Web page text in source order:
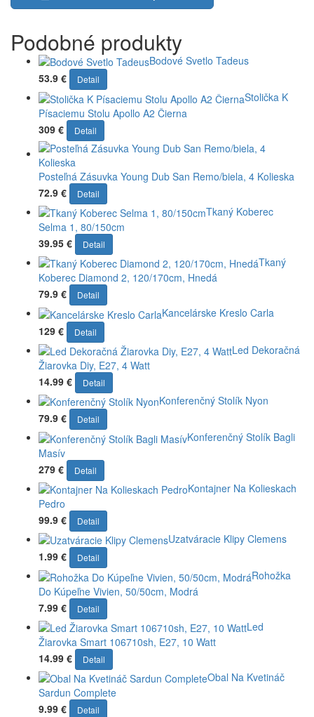
Podobné produkty
Bodové Svetlo Tadeus
53.9 €
Detail
Stolička K
Písaciemu Stolu Apollo A2 Čierna
309 €
Detail
Posteľná Zásuvka Young Dub San Remo/biela, 4 Kolieska
72.9 €
Detail
Tkaný Koberec
Selma 1, 80/150cm
39.95 €
Detail
Tkaný
Koberec Diamond 2, 120/170cm, Hnedá
79.9 €
Detail
Kancelárske Kreslo Carla
129 €
Detail
Led Dekoračná
Žiarovka Diy, E27, 4 Watt
14.99 €
Detail
Konferenčný Stolík Nyon
79.9 €
Detail
Konferenčný Stolík Bagli
Masív
279 €
Detail
Kontajner Na Kolieskach
Pedro
99.9 €
Detail
Uzatváracie Klipy Clemens
1.99 €
Detail
Rohožka
Do Kúpeľne Vivien, 50/50cm, Modrá
7.99 €
Detail
Led
Žiarovka Smart 106710sh, E27, 10 Watt
14.99 €
Detail
Obal Na Kvetináč
Sardun Complete
9.99 €
Detail